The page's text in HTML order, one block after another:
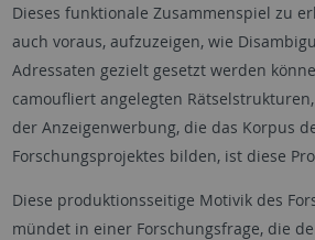
Dieses funktionale Zusammenspiel zu
auch voraus, aufzuzeigen, wie
Adressaten gezielt gesetzt werden
camoufliert angelegten
der Anzeigenwerbung, die das Korpus
Forschungsprojektes bilden, ist diese
Diese produktionsseitige Motivik des
mündet in einer Forschungsfrage, die